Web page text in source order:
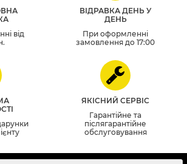
від
ВІДРАВКА ДЕНЬ У
ДЕНЬ
При оформленні
замовлення до 17:00
ЯКІСНИЙ СЕРВІС
Гарантійне та
післягарантійне
обслуговування